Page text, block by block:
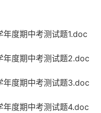
度期中考测试题1.doc
度期中考测试题2.doc
度期中考测试题3.doc
度期中考测试题4.doc